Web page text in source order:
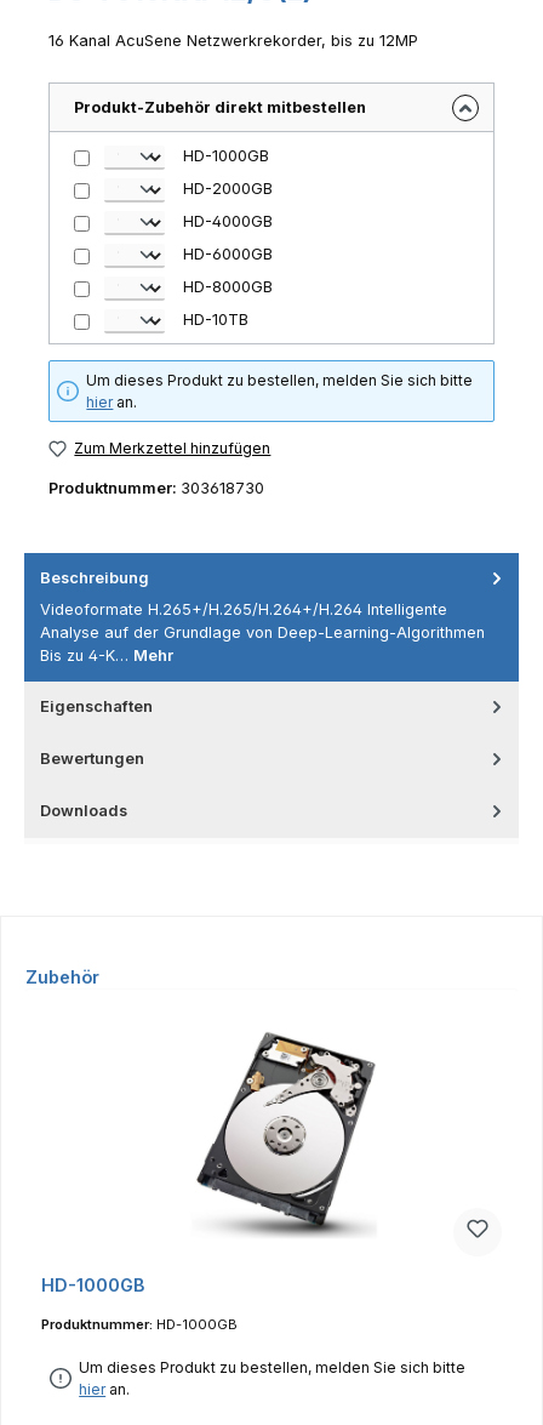
16 Kanal AcuSene Netzwerkrekorder, bis zu 12MP
Produkt-Zubehör direkt mitbestellen
HD-1000GB
HD-2000GB
HD-4000GB
HD-6000GB
HD-8000GB
HD-10TB
Um dieses Produkt zu bestellen, melden Sie sich bitte
hieran.
Zum Merkzettel hinzufügen
Produktnummer: 303618730
Beschreibung
Videoformate H.265+/H.265/H.264+/H.264 Intelligente
Analyse auf der Grundlage von Deep-Learning-Algorithmen
Bis zu 4-K… Mehr
Eigenschaften
Bewertungen
Downloads
Produktgalerie überspringen
Zubehör
HD-1000GB
Produktnummer: HD-1000GB
Um dieses Produkt zu bestellen, melden Sie sich bitte
hieran.